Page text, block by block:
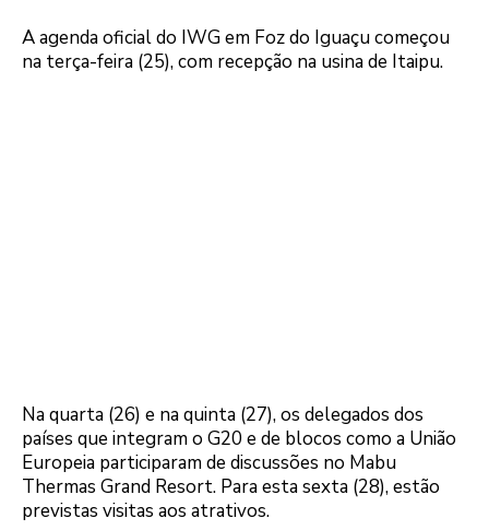
A agenda oficial do IWG em Foz do Iguaçu começou
na terça-feira (25), com recepção na usina de Itaipu.
Na quarta (26) e na quinta (27), os delegados dos
países que integram o G20 e de blocos como a União
Europeia participaram de discussões no Mabu
Thermas Grand Resort. Para esta sexta (28), estão
previstas visitas aos atrativos.